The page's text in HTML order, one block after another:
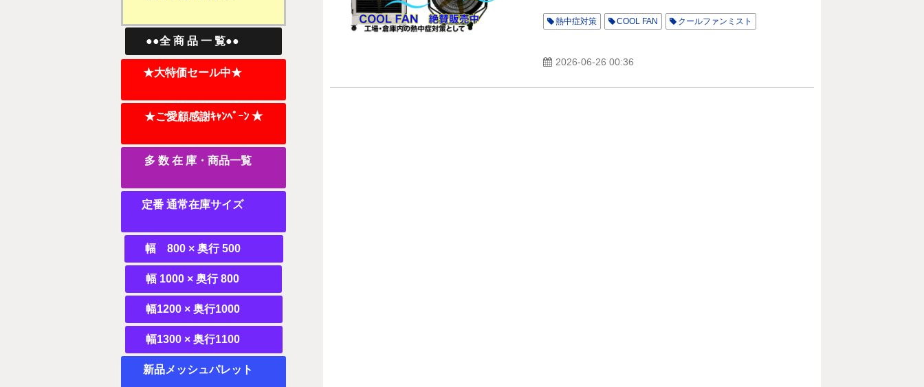
●●全 商 品 一 覧●●
★大特価セール中★
★ご愛顧感謝ｷｬﾝﾍﾟｰﾝ ★
多 数 在 庫・商品一覧
定番 通常在庫サイズ
幅 800 × 奥行 500
幅 1000 × 奥行 800
幅1200 × 奥行1000
幅1300 × 奥行1100
新品メッシュパレット
熱中症対策 COOL FAN クールファンミスト
2026-06-26 00:36